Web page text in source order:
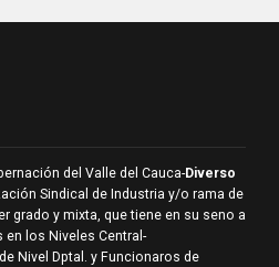
del Valle del Cauca-Diverso
Sindical de Industria y/o rama de
grado y mixta, que tiene en su seno a
los Niveles Central-
Nivel Dptal. y Funcionaros de